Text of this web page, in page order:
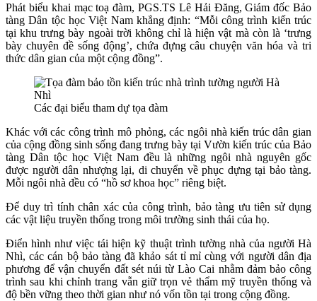
Phát biểu khai mạc toạ đàm, PGS.TS Lê Hải Đăng, Giám đốc Bảo
tàng Dân tộc học Việt Nam khẳng định: “Mỗi công trình kiến trúc
tại khu trưng bày ngoài trời không chỉ là hiện vật mà còn là ‘trưng
bày chuyên đề sống động’, chứa đựng câu chuyện văn hóa và tri
thức dân gian của một cộng đồng”.
Các đại biểu tham dự tọa đàm
Khác với các công trình mô phỏng, các ngôi nhà kiến trúc dân gian
của cộng đồng sinh sống đang trưng bày tại Vườn kiến trúc của Bảo
tàng Dân tộc học Việt Nam đều là những ngôi nhà nguyên gốc
được người dân nhượng lại, di chuyển về phục dựng tại bảo tàng.
Mỗi ngôi nhà đều có “hồ sơ khoa học” riêng biệt.
Để duy trì tính chân xác của công trình, bảo tàng ưu tiên sử dụng
các vật liệu truyền thống trong môi trường sinh thái của họ.
Điển hình như việc tái hiện kỹ thuật trình tường nhà của người Hà
Nhì, các cán bộ bảo tàng đã khảo sát tỉ mỉ cùng với người dân địa
phương để vận chuyển đất sét núi từ Lào Cai nhằm đảm bảo công
trình sau khi chỉnh trang vẫn giữ trọn vẻ thẩm mỹ truyền thống và
độ bền vững theo thời gian như nó vốn tồn tại trong cộng đồng.